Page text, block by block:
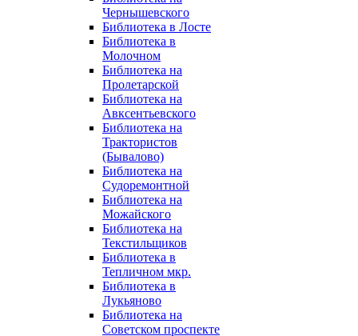
Чернышевского
Библиотека в Лосте
Библиотека в
Молочном
Библиотека на
Пролетарской
Библиотека на
Авксентьевского
Библиотека на
Трактористов
(Бывалово)
Библиотека на
Судоремонтной
Библиотека на
Можайского
Библиотека на
Текстильщиков
Библиотека в
Тепличном мкр.
Библиотека в
Лукьяново
Библиотека на
Советском проспекте